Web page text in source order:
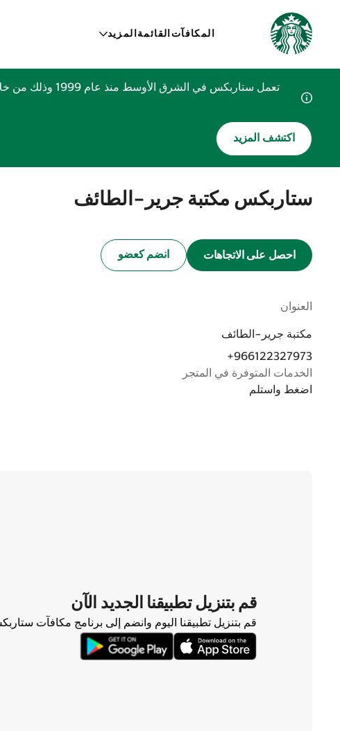
المكافآت القائمة المزيد
تعمل ستاربكس
اكتشف المزيد
ستاربكس مكتبة جرير-الطائف
احصل على الاتجاهات انضم كعضو
العنوان
مكتبة جرير-الطائف
+966122327973
الخدمات المتوفرة في المتجر
اضغط واستلم
قم بتنزيل تطبيقنا الجديد الآن
قم بتنزيل تطبيقنا اليوم وانضم إلى برنامج مكافآت